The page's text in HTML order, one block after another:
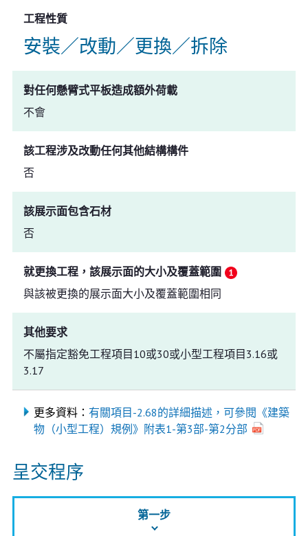
工程性質
安裝／改動／更換／拆除
對任何懸臂式平板造成額外荷載
不會
該工程涉及改動任何其他結構構件
否
該展示面包含石材
否
就更換工程，該展示面的大小及覆蓋範圍
與該被更換的展示面大小及覆蓋範圍相同
其他要求
不屬指定豁免工程項目10或30或小型工程項目3.16或
3.17
更多資料： 有關項目-2.68的詳細描述，可參閱《建築
物（小型工程）規例》附表1-第3部-第2分部
呈交程序
第一步